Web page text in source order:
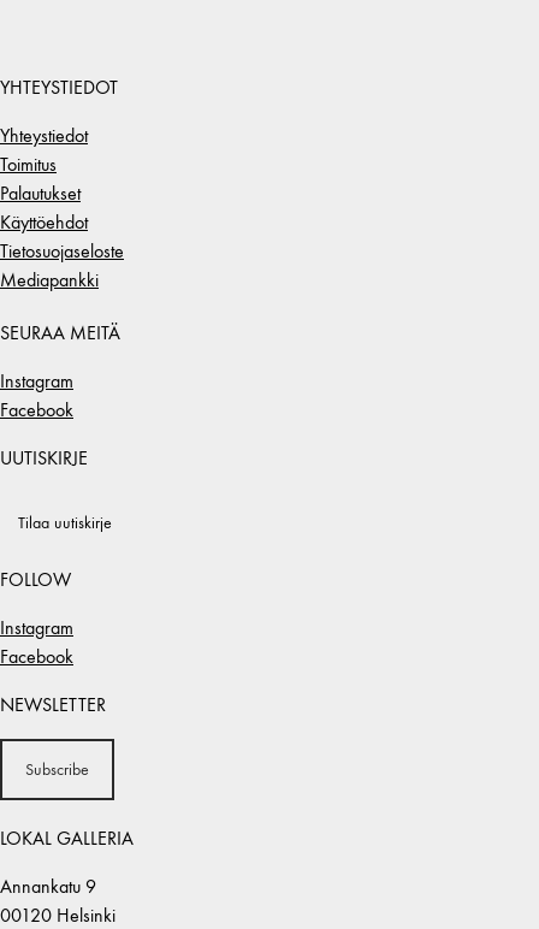
YHTEYSTIEDOT
Yhteystiedot
Toimitus
Palautukset
Käyttöehdot
Tietosuojaseloste
Mediapankki
SEURAA MEITÄ
Instagram
Facebook
UUTISKIRJE
Tilaa uutiskirje
FOLLOW
Instagram
Facebook
NEWSLETTER
Subscribe
LOKAL GALLERIA
Annankatu 9
00120 Helsinki